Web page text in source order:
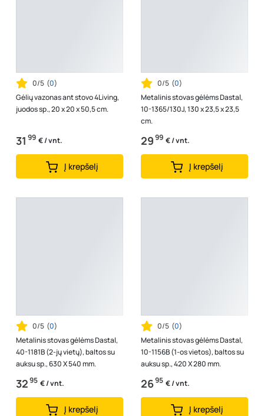
0/5 (0)
Gėlių vazonas ant stovo 4Living,
juodos sp., 20 x 20 x 50,5 cm.
31 99 € / vnt.
Į krepšelį
0/5 (0)
Metalinis stovas gėlėms Dastal,
10-1365/130J, 130 x 23,5 x 23,5
cm.
2999 € / vnt.
Į krepšelį
0/5 (0)
Metalinis stovas gėlėms Dastal,
40-1181B (2-jų vietų), baltos su
auksu sp., 630 X 540 mm.
3295 € / vnt.
Į krepšelį
0/5 (0)
Metalinis stovas gėlėms Dastal,
10-1156B (1-os vietos), baltos su
auksu sp., 420 X 280 mm.
2695 € / vnt.
Į krepšelį